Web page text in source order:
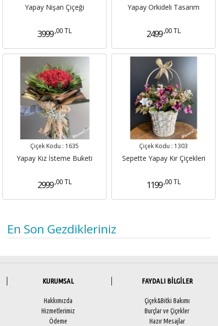
Yapay Nişan Çiçeği
3999 ,00 TL
Yapay Orkideli Tasarım
2499 ,00 TL
Çiçek Kodu : 1635
Yapay Kız İsteme Buketi
2999 ,00 TL
Çiçek Kodu : 1303
Sepette Yapay Kır Çiçekleri
1199 ,00 TL
En Son Gezdikleriniz
KURUMSAL
Hakkımızda
Hizmetlerimiz
Ödeme
FAYDALI BİLGİLER
Çiçek&Bitki Bakımı
Burçlar ve Çiçekler
Hazır Mesajlar